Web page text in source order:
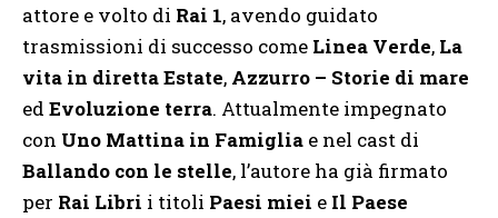
attore e volto di Rai 1, avendo guidato
trasmissioni di successo come Linea Verde, La
vita in diretta Estate, Azzurro – Storie di mare
ed Evoluzione terra. Attualmente impegnato
con Uno Mattina in Famiglia e nel cast di
Ballando con le stelle, l’autore ha già firmato
per Rai Libri i titoli Paesi miei e Il Paese